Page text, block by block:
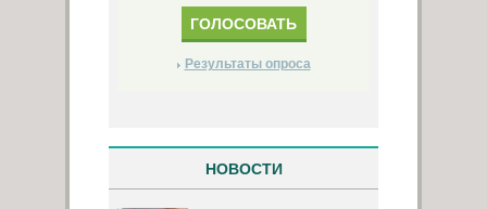
Результаты опроса
НОВОСТИ